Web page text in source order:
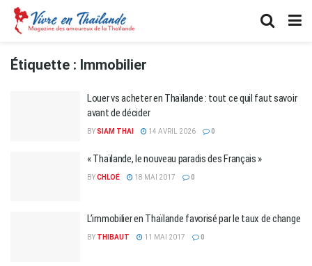
Étiquette : Immobilier
Louer vs acheter en Thaïlande : tout ce quil faut savoir
avant de décider
BYSIAM THAI 14 AVRIL 2026 0
« Thaïlande, le nouveau paradis des Français »
BYCHLOÉ 18 MAI 2017 0
L’immobilier en Thaïlande favorisé par le taux de change
BY THIBAUT 11 MAI 2017 0